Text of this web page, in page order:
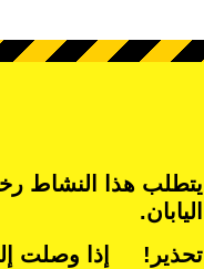
يتطلب هذا النشاط
اليابان.
تحذير! إذا وصلت إلى